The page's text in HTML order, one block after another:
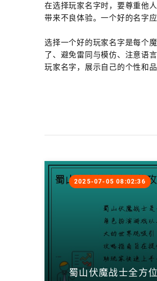
在选择玩家名字时，要尊重他
带来不良体验。一个好的名字
选择一个好的玩家名字是每个
了、避免雷同与模仿、注意语
玩家名字，展示自己的个性和
蜀山伏魔战士全方
2025-07-05 08:02:36